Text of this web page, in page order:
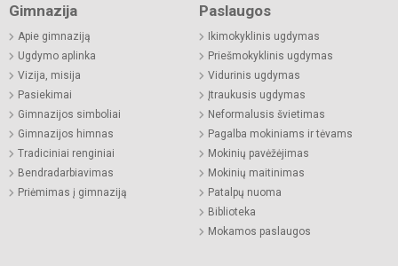
Gimnazija
Apie gimnaziją
Ugdymo aplinka
Vizija, misija
Pasiekimai
Gimnazijos simboliai
Gimnazijos himnas
Tradiciniai renginiai
Bendradarbiavimas
Priėmimas į gimnaziją
Paslaugos
Ikimokyklinis ugdymas
Priešmokyklinis ugdymas
Vidurinis ugdymas
Įtraukusis ugdymas
Neformalusis švietimas
Pagalba mokiniams ir tėvams
Mokinių pavėžėjimas
Mokinių maitinimas
Patalpų nuoma
Biblioteka
Mokamos paslaugos